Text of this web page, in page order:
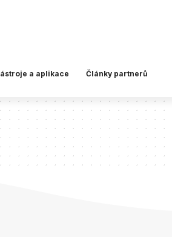
a aplikace Články partnerů